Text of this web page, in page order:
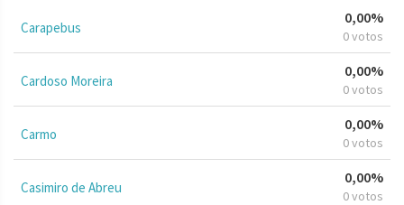
Carapebus
0,00%
0 votos
Cardoso Moreira
0,00%
0 votos
Carmo
0,00%
0 votos
Casimiro de Abreu
0,00%
0 votos